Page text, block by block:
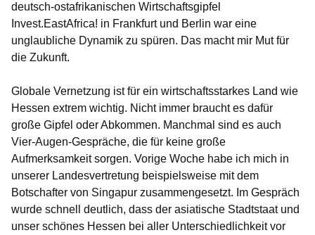
deutsch-ostafrikanischen Wirtschaftsgipfel
Invest.EastAfrica! in Frankfurt und Berlin war eine
unglaubliche Dynamik zu spüren. Das macht mir Mut für
die Zukunft.
Globale Vernetzung ist für ein wirtschaftsstarkes Land wie
Hessen extrem wichtig. Nicht immer braucht es dafür
große Gipfel oder Abkommen. Manchmal sind es auch
Vier-Augen-Gespräche, die für keine große
Aufmerksamkeit sorgen. Vorige Woche habe ich mich in
unserer Landesvertretung beispielsweise mit dem
Botschafter von Singapur zusammengesetzt. Im Gespräch
wurde schnell deutlich, dass der asiatische Stadtstaat und
unser schönes Hessen bei aller Unterschiedlichkeit vor